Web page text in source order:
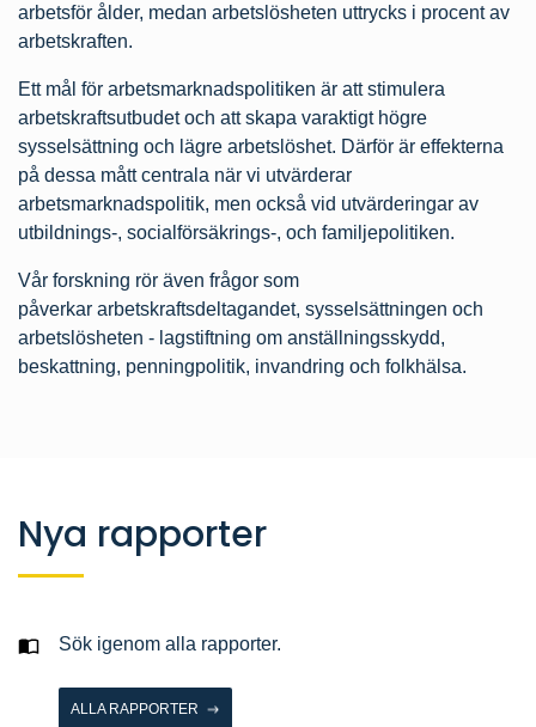
arbetsför ålder, medan arbetslösheten uttrycks i procent av
arbetskraften.
Ett mål för arbetsmarknadspolitiken är att stimulera
arbetskraftsutbudet och att skapa varaktigt högre
sysselsättning och lägre arbetslöshet. Därför är effekterna
på dessa mått centrala när vi utvärderar
arbetsmarknadspolitik, men också vid utvärderingar av
utbildnings-, socialförsäkrings-, och familjepolitiken.
Vår forskning rör även frågor som
påverkar arbetskraftsdeltagandet, sysselsättningen och
arbetslösheten - lagstiftning om anställningsskydd,
beskattning, penningpolitik, invandring och folkhälsa.
Nya rapporter
Sök igenom alla rapporter.
ALLA RAPPORTER